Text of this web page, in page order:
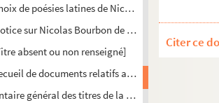
de poésies latines de Nicolas Bourbon de
sur Nicolas Bourbon de Vendeuvre, par J.-A.
absent ou non renseigné]
de documents relatifs aux châtellenies de
général des titres de la baronnie et
Citer ce